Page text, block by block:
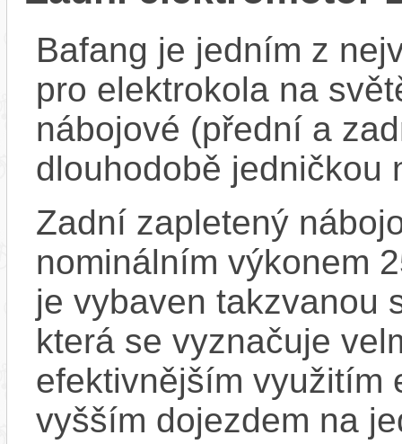
Bafang je jedním z
pro elektrokola na
nábojové (přední a
dlouhodobě jedničkou
Zadní zapletený
nominálním výkonem
je vybaven takzvanou
která se vyznačuje
efektivnějším využitím
vyšším dojezdem na